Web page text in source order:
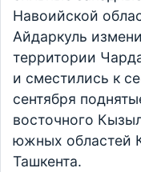
Навоийской
Айдаркуль
территории
и сместились к
сентября
восточного
южных областей
Ташкента.